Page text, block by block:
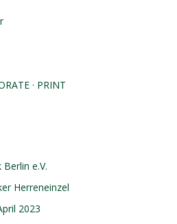
· PRINT
e.V.
Herreneinzel
2023